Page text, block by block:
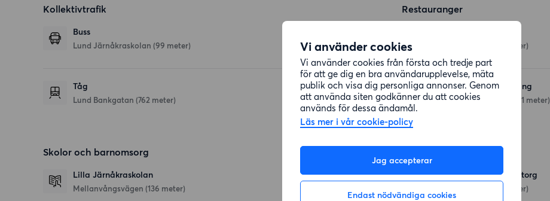
Vi använder cookies
Vi använder cookies från första och tredje part
för att ge dig en bra användarupplevelse, mäta
publik och visa dig personliga annonser. Genom
att använda siten godkänner du att cookies
används för dessa ändamål.
Läs mer i vår cookie-policy
Jag accepterar
Endast nödvändiga cookies
Kollektivtrafik
Buss
Lund Järnåkraskolan (99 meter)
Tåg
Lund Bankgatan (762 meter)
Restauranger
(71 meter)
Basant Indisk Restaurang
Stora Södergatan 59 (391 meter)
Skolor och barnomsorg
Lilla Järnåkraskolan
Mellanvångsvägen (136 meter)
Hemköp Lund Karhögstorg
(40 meter)